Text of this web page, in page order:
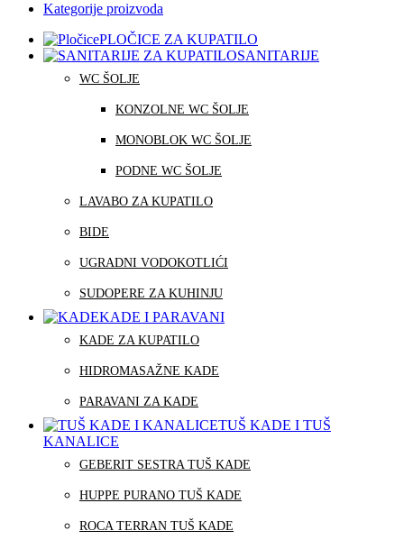
Kategorije proizvoda
PLOČICE ZA KUPATILO
SANITARIJE
WC ŠOLJE
KONZOLNE WC ŠOLJE
MONOBLOK WC ŠOLJE
PODNE WC ŠOLJE
LAVABO ZA KUPATILO
BIDE
UGRADNI VODOKOTLIĆI
SUDOPERE ZA KUHINJU
KADE I PARAVANI
KADE ZA KUPATILO
HIDROMASAŽNE KADE
PARAVANI ZA KADE
TUŠ KADE I TUŠ
KANALICE
GEBERIT SESTRA TUŠ KADE
HUPPE PURANO TUŠ KADE
ROCA TERRAN TUŠ KADE